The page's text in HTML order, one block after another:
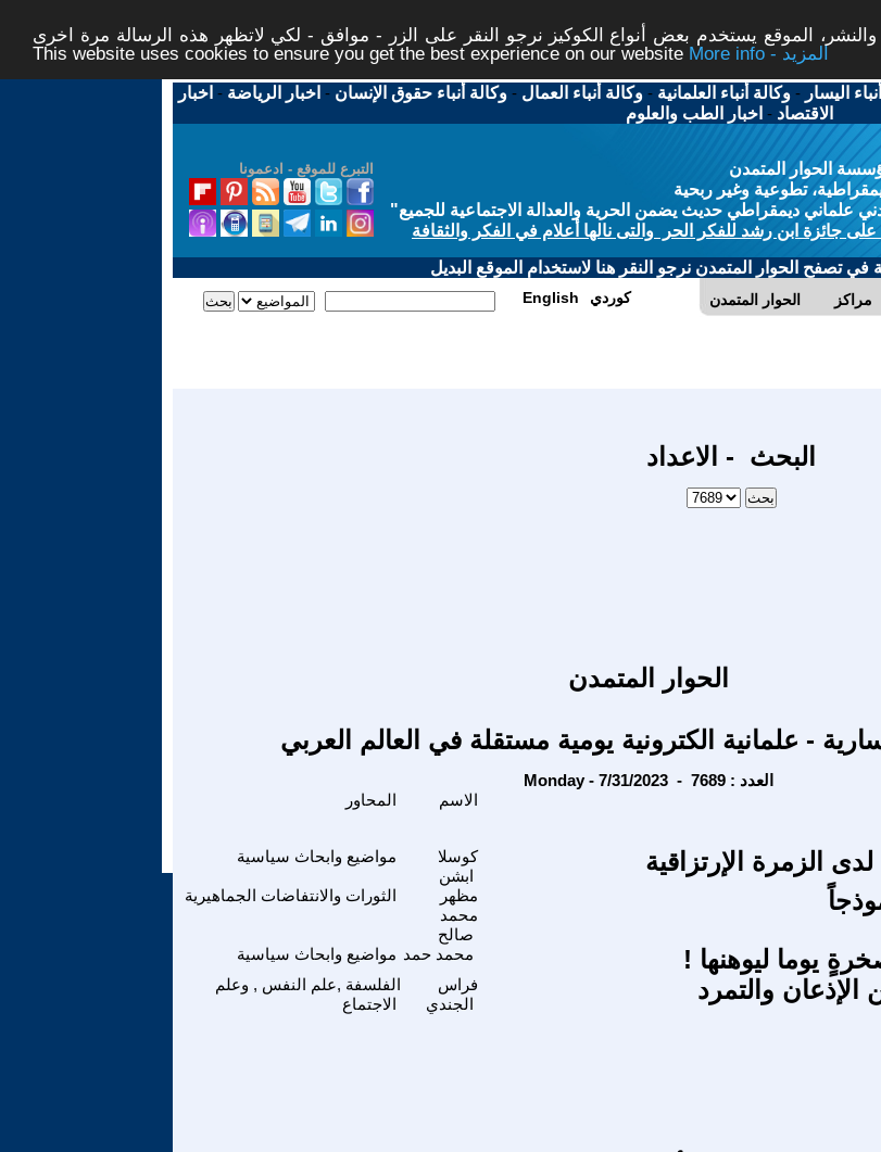
الموقع يستخدم بعض أنواع الكوكيز نرجو النقر على الزر - موافق - لكي لاتظهر هذه الرسالة مرة اخرى -
This website uses cookies to ensure you get the best experience on our website
More info - المزيد
اليسار -وكالة أنباء العلمانية -وكالة أنباء العمال -وكالة أنباء حقوق الإنسان - اخبار الرياضة - اخبار
الاقتصاد - اخبار الطب والعلوم
التبرع للموقع - ادعمونا
الحوار المتمدن
تطوعية وغير ربحية
علماني ديمقراطي حديث يضمن الحرية والعدالة الاجتماعية للجميع"
جائزة ابن رشد للفكر الحر والتى نالها أعلام في الفكر والثقافة
في تصفح الحوار المتمدن نرجو النقر هنا لاستخدام الموقع البديل
الحوار المتمدن مراكز English كوردي
البحث - الاعداد
الحوار المتمدن
- علمانية الكترونية يومية مستقلة في العالم العربي
Monday - 7/31/2023 - العدد : 7689
الاسم
مواضيع وابحاث سياسية
كوسلا
ابشن
الزمرة الإرتزاقية
الثورات والانتفاضات الجماهيرية
مظهر
محمد
صالح
مواضيع وابحاث سياسية محمد حمد يوما ليوهنها !
الفلسفة ,علم النفس , وعلم
الاجتماع
فراس
الجندي
الإذعان والتمرد